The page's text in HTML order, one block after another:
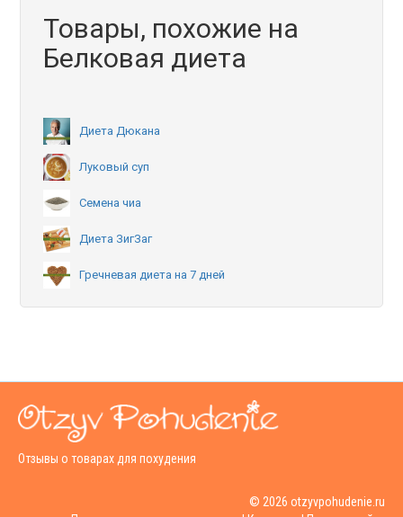
Товары, похожие на
Белковая диета
Диета Дюкана
Луковый суп
Семена чиа
Диета ЗигЗаг
Гречневая диета на 7 дней
Отзывы о товарах для похудения
© 2026 otzyvpohudenie.ru